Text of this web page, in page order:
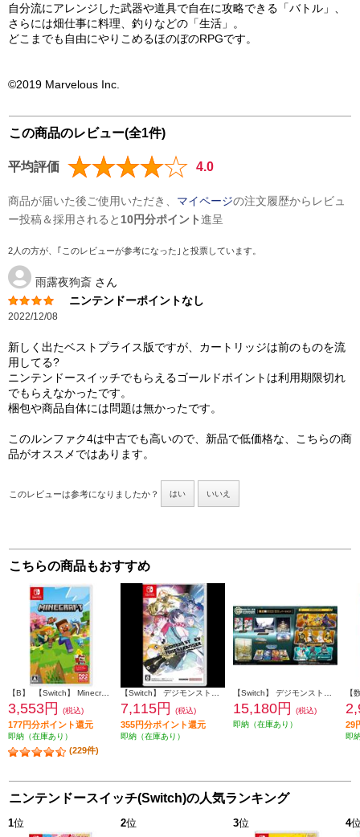
自分流にアレンジした武器や道具で自在に攻略できる「バトル」、
さらには畑仕事に料理、釣りなどの「生活」。
どこまでも自由にやりこめるほのぼのRPGです。
©2019 Marvelous Inc.
この商品のレビュー(全1件)
平均評価 4.0
商品が届いた後ご使用いただき、 マイページの注文履歴からレビュ
ー投稿＆採用されると 10円分ポイント進呈
2人の方が、｢このレビューが参考になった｣と投票しています。
雨露夜狗斎 さん
ニンテンドーポイントなし
2022/12/08
新しく出たベストプライス版ですが、カートリッジは前のものを流
用してる?
ニンテンドースイッチでもらえるゴールドポイントは利用期限切れ
でもらえなかったです。
梱包や商品自体には問題は無かったです。
このルンファク4は中古でも高いので、新品で低価格な、こちらの商
品がオススメではあります。
このレビューは参考になりましたか？ はい いいえ
こちらの商品もおすすめ
【B】 【Switch】 Minecraft（マインクラフト）
3,553円 (税込)
177円分ポイント還元
即納（在庫あり）
(229件)
7,115円 (税込)
355円分ポイント還元
即納（在庫あり）
15,180円
(税込)
即納（在庫あり）
29
即
ニンテンドースイッチ(Switch)の人気ランキング
1位 2位 3位 4